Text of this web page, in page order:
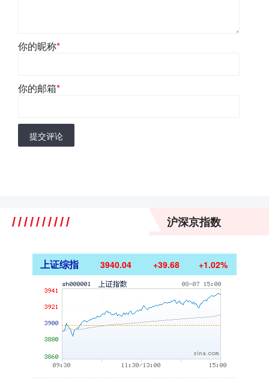
你的昵称*
你的邮箱*
提交评论
沪深京指数
上证综指 3940.04 +39.68 +1.02%